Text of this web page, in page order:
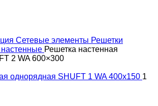
Сетевые элементы Решетки
Решетка настенная
2 WA 600×300
однорядная SHUFT 1 WA 400x150 1